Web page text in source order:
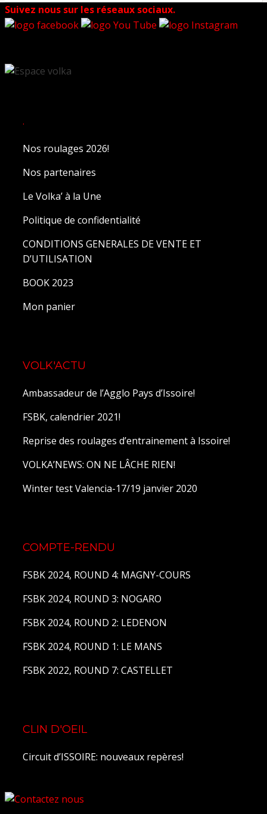
Suivez nous sur les réseaux sociaux.
.
Nos roulages 2026!
Nos partenaires
Le Volka’ à la Une
Politique de confidentialité
CONDITIONS GENERALES DE VENTE ET
D’UTILISATION
BOOK 2023
Mon panier
VOLK'ACTU
Ambassadeur de l’Agglo Pays d’Issoire!
FSBK, calendrier 2021!
Reprise des roulages d’entrainement à Issoire!
VOLKA’NEWS: ON NE LÂCHE RIEN!
Winter test Valencia-17/19 janvier 2020
COMPTE-RENDU
FSBK 2024, ROUND 4: MAGNY-COURS
FSBK 2024, ROUND 3: NOGARO
FSBK 2024, ROUND 2: LEDENON
FSBK 2024, ROUND 1: LE MANS
FSBK 2022, ROUND 7: CASTELLET
CLIN D'OEIL
Circuit d’ISSOIRE: nouveaux repères!